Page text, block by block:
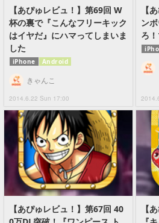
【あぴゅレビュ！】第69回 W
杯の裏で『こんなフリーキック
はイヤだ』にハマってしまいま
した
iPhone Android
2014.6.22 Sun 17:00
きゃんこ
【
ン
ろ
【あぴゅレビュ！】第67回 40
【